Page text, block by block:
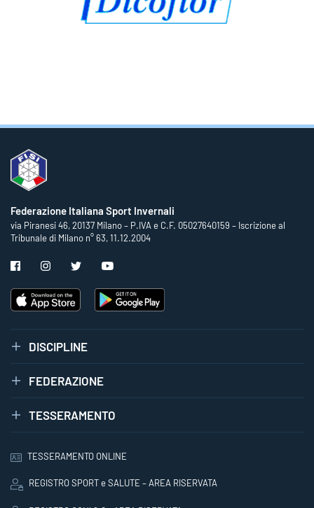
Federazione Italiana Sport Invernali
via Piranesi 46, 20137 Milano – P.IVA e C.F. 05027640159 – Iscrizione al
Tribunale di Milano n° 63, 11.12.2004
DISCIPLINE
FEDERAZIONE
TESSERAMENTO
TESSERAMENTO ONLINE
REGISTRO SPORT e SALUTE – AREA RISERVATA